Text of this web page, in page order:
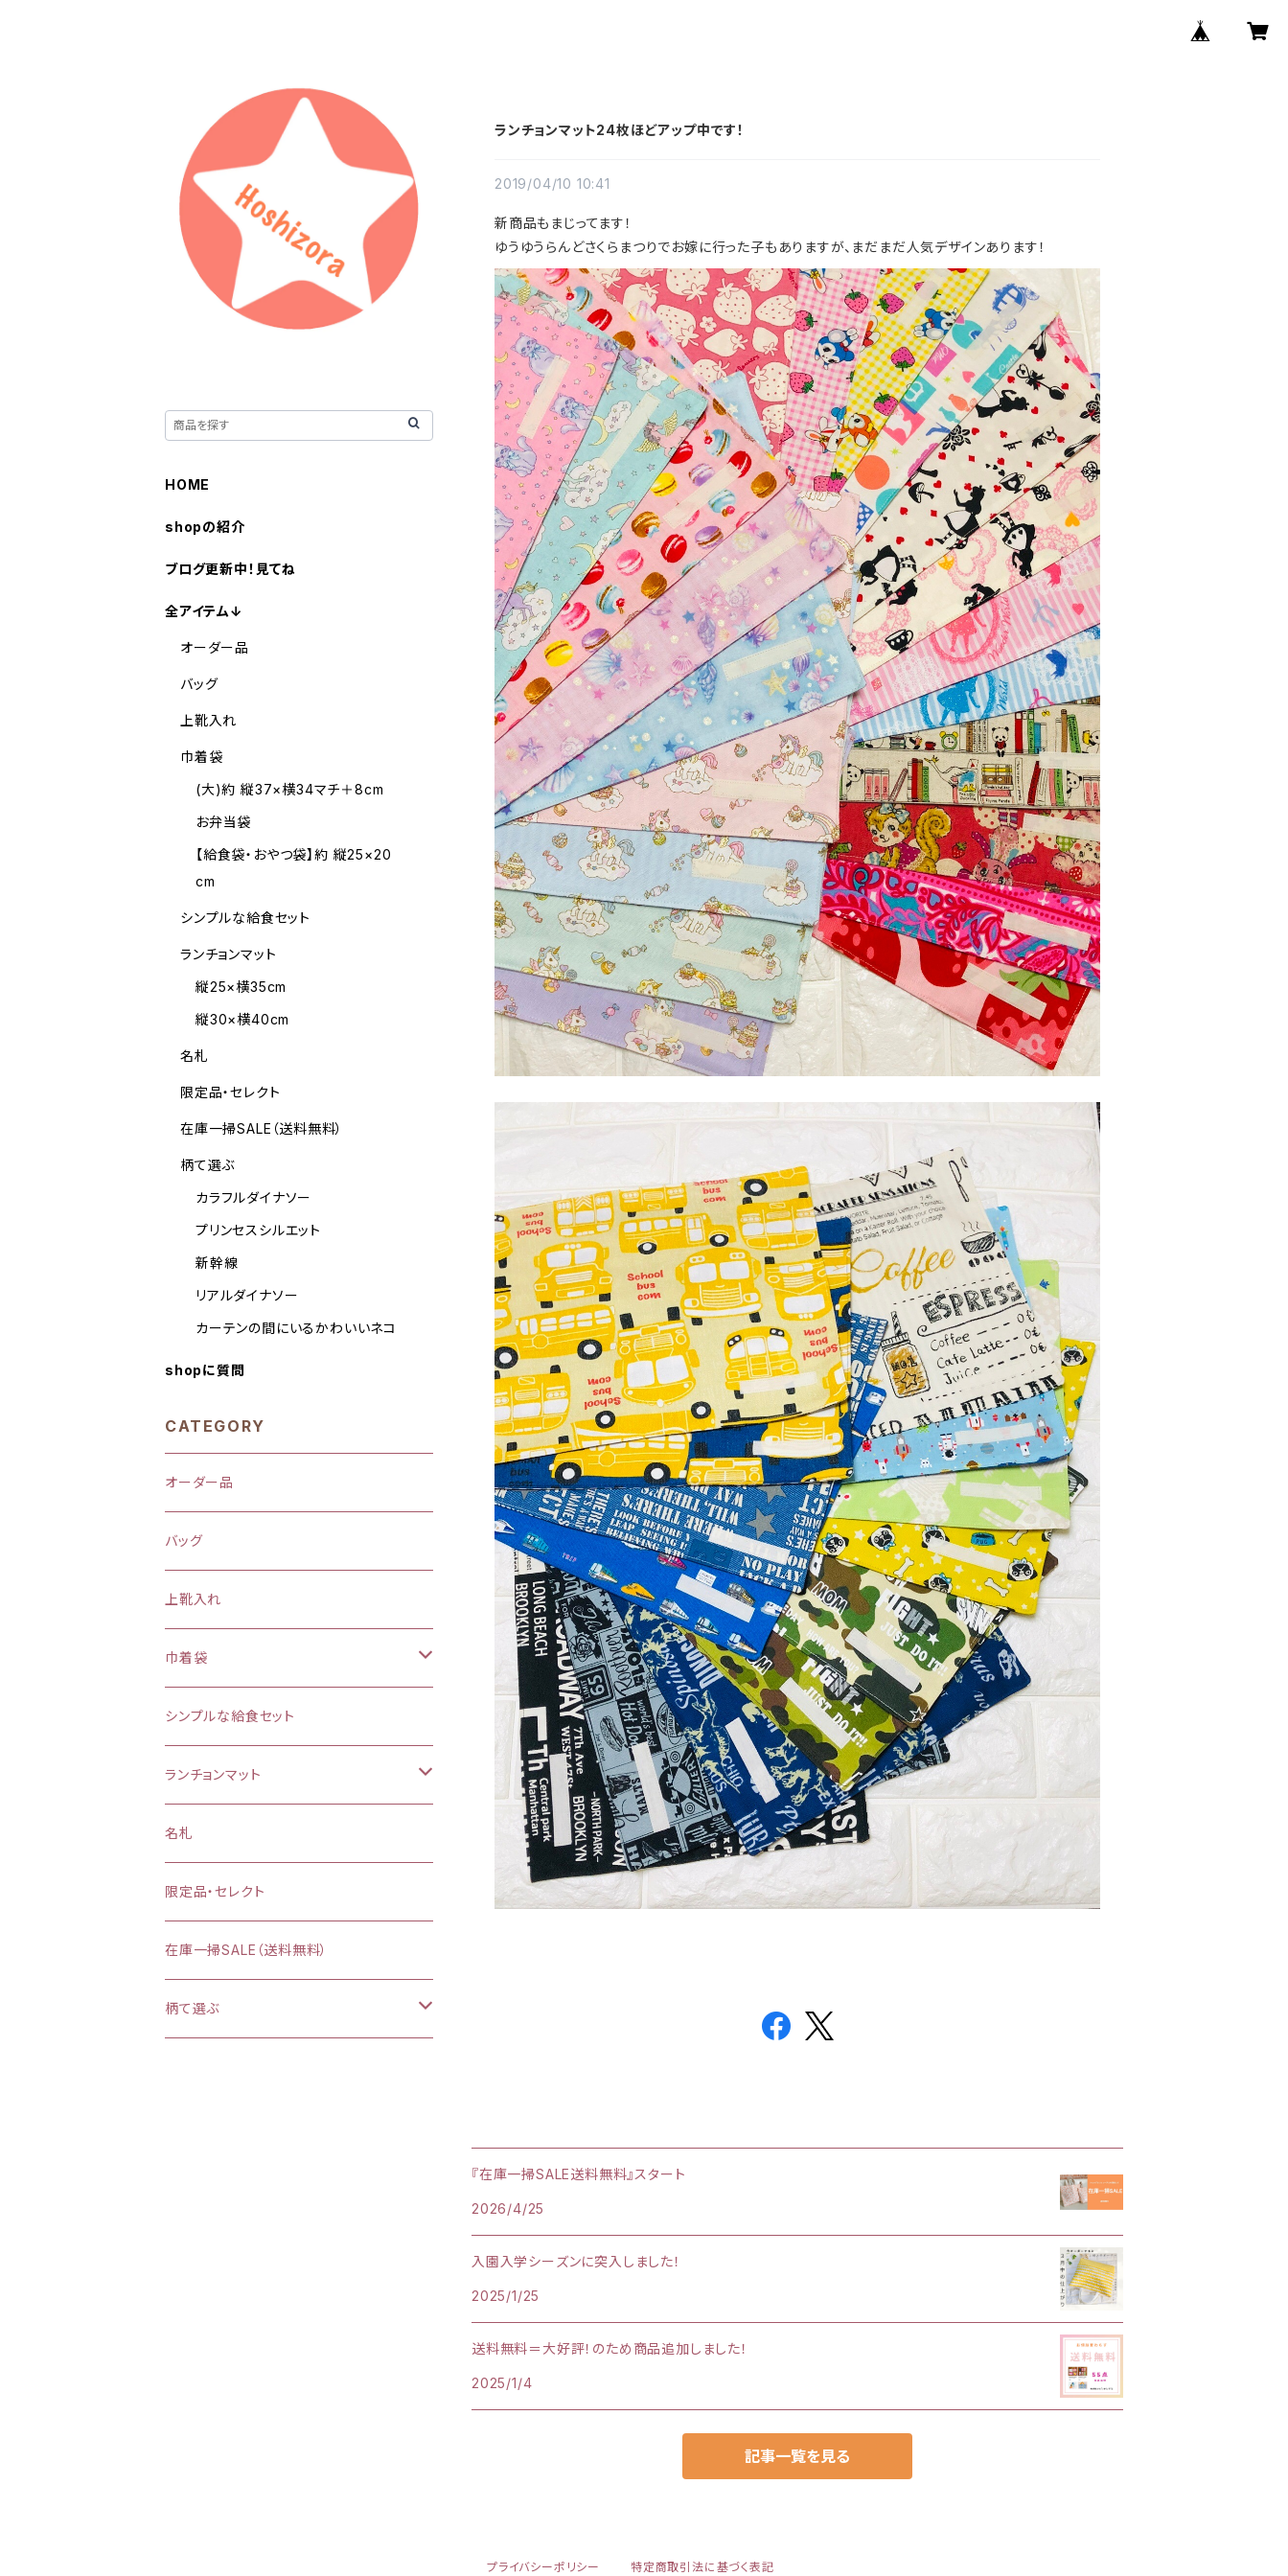
ランチョンマット24枚ほどアップ中です！
2019/04/10 10:41
新商品もまじってます！
ゆうゆうらんどさくらまつりでお嫁に行った子もありますが、まだまだ人気デザインあります！
『在庫一掃SALE送料無料』スタート
2026/4/25
入園入学シーズンに突入しました！
2025/1/25
送料無料＝大好評！のため商品追加しました！
2025/1/4
記事一覧を見る
HOME
shopの紹介
ブログ更新中！見てね
全アイテム↓
オーダー品
バッグ
上靴入れ
巾着袋
(大)約 縦37×横34マチ＋8cm
お弁当袋
【給食袋・おやつ袋】約 縦25×20
cm
シンプルな給食セット
ランチョンマット
縦25×横35cm
縦30×横40cm
名札
限定品・セレクト
在庫一掃SALE（送料無料）
柄て選ぶ
カラフルダイナソー
プリンセスシルエット
新幹線
リアルダイナソー
カーテンの間にいるかわいいネコ
shopに質問
CATEGORY
オーダー品
バッグ
上靴入れ
巾着袋
(大)約 縦37×横34マチ＋8cm
お弁当袋
【給食袋・おやつ袋】約 縦25×20cm
シンプルな給食セット
ランチョンマット
縦25×横35cm
縦30×横40cm
名札
限定品・セレクト
在庫一掃SALE（送料無料）
柄て選ぶ
プライバシーポリシー 特定商取引法に基づく表記